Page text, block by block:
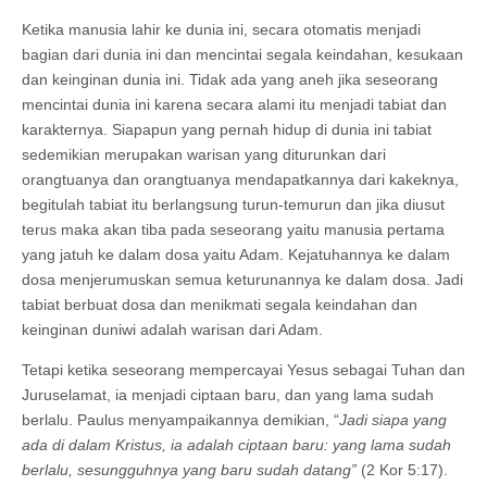
Ketika manusia lahir ke dunia ini, secara otomatis menjadi
bagian dari dunia ini dan mencintai segala keindahan, kesukaan
dan keinginan dunia ini. Tidak ada yang aneh jika seseorang
mencintai dunia ini karena secara alami itu menjadi tabiat dan
karakternya. Siapapun yang pernah hidup di dunia ini tabiat
sedemikian merupakan warisan yang diturunkan dari
orangtuanya dan orangtuanya mendapatkannya dari kakeknya,
begitulah tabiat itu berlangsung turun-temurun dan jika diusut
terus maka akan tiba pada seseorang yaitu manusia pertama
yang jatuh ke dalam dosa yaitu Adam. Kejatuhannya ke dalam
dosa menjerumuskan semua keturunannya ke dalam dosa. Jadi
tabiat berbuat dosa dan menikmati segala keindahan dan
keinginan duniwi adalah warisan dari Adam.
Tetapi ketika seseorang mempercayai Yesus sebagai Tuhan dan
Juruselamat, ia menjadi ciptaan baru, dan yang lama sudah
berlalu. Paulus menyampaikannya demikian, “Jadi siapa yang
ada di dalam Kristus, ia adalah ciptaan baru: yang lama sudah
berlalu, sesungguhnya yang baru sudah datang” (2 Kor 5:17).